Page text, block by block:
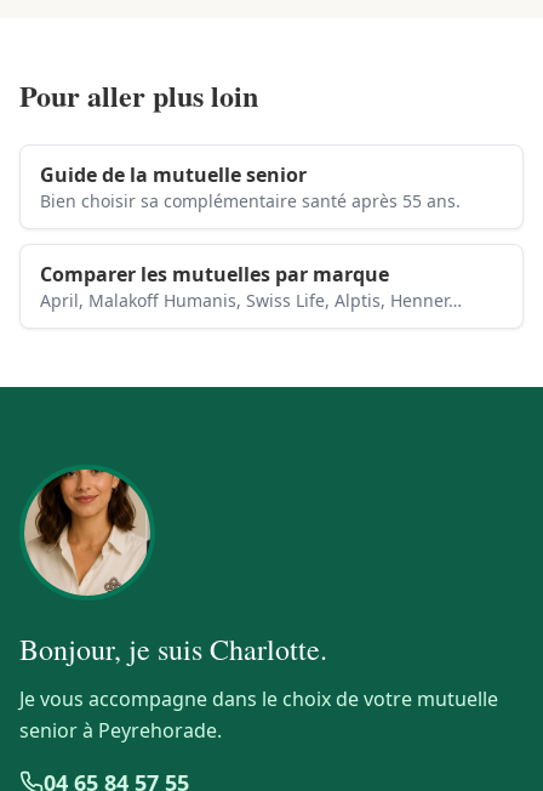
Pour aller plus loin
Guide de la mutuelle senior
Bien choisir sa complémentaire santé après 55 ans.
Comparer les mutuelles par marque
April, Malakoff Humanis, Swiss Life, Alptis, Henner…
Bonjour, je suisCharlotte.
Je vous accompagne dans le choix de votre mutuelle
senior à Peyrehorade.
04 65 84 57 55